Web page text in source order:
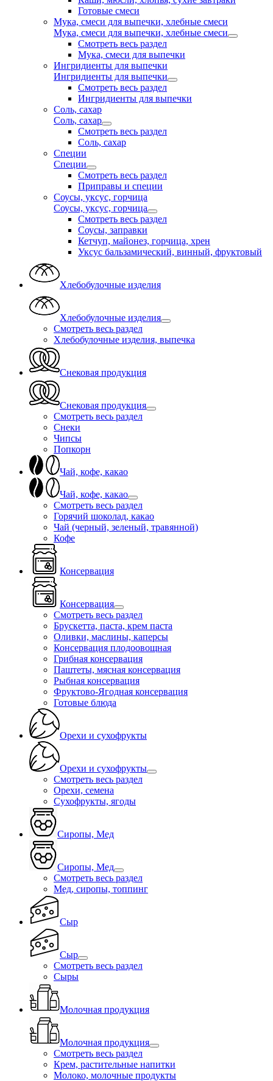
Готовые смеси
Мука, смеси для выпечки, хлебные смеси
Мука, смеси для выпечки, хлебные смеси
Смотреть весь раздел
Мука, смеси для выпечки
Ингридиенты для выпечки
Ингридиенты для выпечки
Смотреть весь раздел
Ингридиенты для выпечки
Соль, сахар
Соль, сахар
Смотреть весь раздел
Соль, сахар
Специи
Специи
Смотреть весь раздел
Приправы и специи
Соусы, уксус, горчица
Соусы, уксус, горчица
Смотреть весь раздел
Соусы, заправки
Кетчуп, майонез, горчица, хрен
Уксус бальзамический, винный, фруктовый
Хлебобулочные изделия
Хлебобулочные изделия
Смотреть весь раздел
Хлебобулочные изделия, выпечка
Снековая продукция
Снековая продукция
Смотреть весь раздел
Снеки
Чипсы
Попкорн
Чай, кофе, какао
Чай, кофе, какао
Смотреть весь раздел
Горячий шоколад, какао
Чай (черный, зеленый, травянной)
Кофе
Консервация
Консервация
Смотреть весь раздел
Брускетта, паста, крем паста
Оливки, маслины, каперсы
Консервация плодоовощная
Грибная консервация
Паштеты, мясная консервация
Рыбная консервация
Фруктово-Ягодная консервация
Готовые блюда
Орехи и сухофрукты
Орехи и сухофрукты
Смотреть весь раздел
Орехи, семена
Сухофрукты, ягоды
Сиропы, Мед
Сиропы, Мед
Смотреть весь раздел
Мед, сиропы, топпинг
Сыр
Сыр
Смотреть весь раздел
Сыры
Молочная продукция
Молочная продукция
Смотреть весь раздел
Крем, растительные напитки
Молоко, молочные продукты